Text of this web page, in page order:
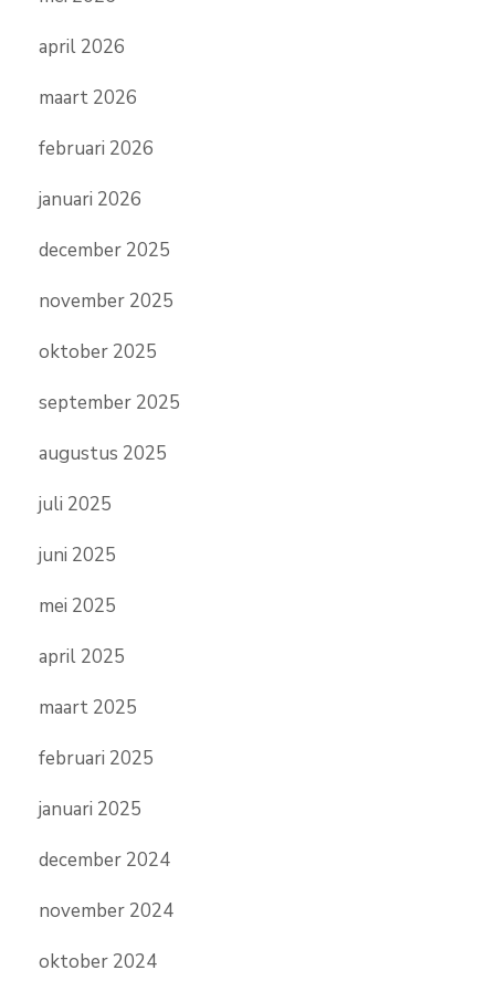
april 2026
maart 2026
februari 2026
januari 2026
december 2025
november 2025
oktober 2025
september 2025
augustus 2025
juli 2025
juni 2025
mei 2025
april 2025
maart 2025
februari 2025
januari 2025
december 2024
november 2024
oktober 2024